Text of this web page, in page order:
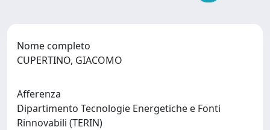
Nome completo
CUPERTINO, GIACOMO
Afferenza
Dipartimento Tecnologie Energetiche e Fonti
Rinnovabili (TERIN)